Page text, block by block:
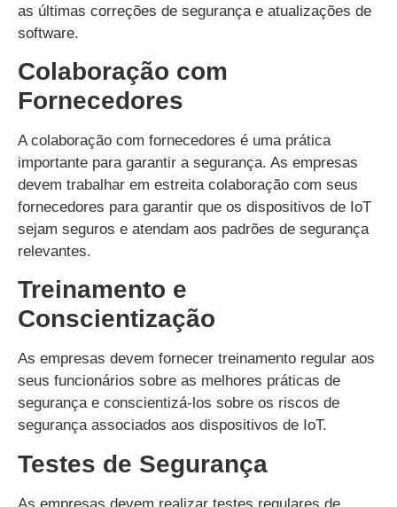
as últimas correções de segurança e atualizações de
software.
Colaboração com
Fornecedores
A colaboração com fornecedores é uma prática
importante para garantir a segurança. As empresas
devem trabalhar em estreita colaboração com seus
fornecedores para garantir que os dispositivos de IoT
sejam seguros e atendam aos padrões de segurança
relevantes.
Treinamento e
Conscientização
As empresas devem fornecer treinamento regular aos
seus funcionários sobre as melhores práticas de
segurança e conscientizá-los sobre os riscos de
segurança associados aos dispositivos de IoT.
Testes de Segurança